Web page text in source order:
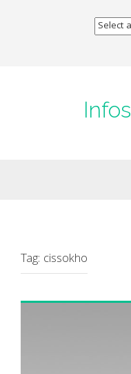
Tag: cissokho